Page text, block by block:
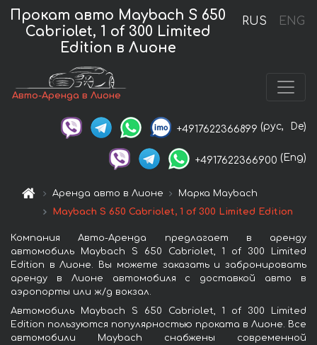
RUS ENG
Прокат авто Maybach S 650
Cabriolet, 1 of 300 Limited
Edition в Лионе
Авто-Аренда в Лионе
+4917622366899 (рус, De)
+4917622366900 (Eng)
Аренда авто в Лионе
Марка Maybach
Maybach S 650 Cabriolet, 1 of 300 Limited Edition
Компания Авто-Аренда предлагает в аренду
автомобиль Maybach S 650 Cabriolet, 1 of 300 Limited
Edition в Лионе. Вы можете заказать и забронировать
аренду в Лионе автомобиля с доставкой авто в
аэропорты или ж/д вокзал.
Автомобиль Maybach S 650 Cabriolet, 1 of 300 Limited
Edition пользуются популярностью проката в Лионе. Все
автомобили Maybach снабжены современной